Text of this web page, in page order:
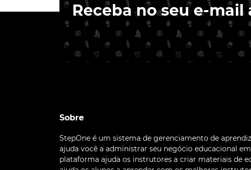
Receba no seu e-mail
Sobre
StepOne é um sistema de gerenciamento de
ajuda você a administrar seu negócio educacional
plataforma ajuda os instrutores a criar materiais de